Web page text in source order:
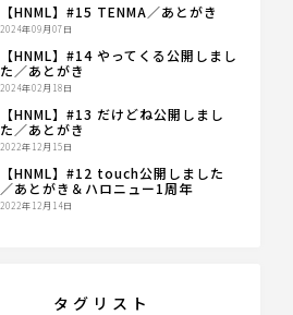
【HNML】#15 TENMA／あとがき
2024年09月07日
【HNML】#14 やってくる公開しまし
た／あとがき
2024年02月18日
【HNML】#13 だけどね公開しまし
た／あとがき
2022年12月15日
【HNML】#12 touch公開しました
／あとがき＆ハロニュー1周年
2022年12月14日
タグリスト